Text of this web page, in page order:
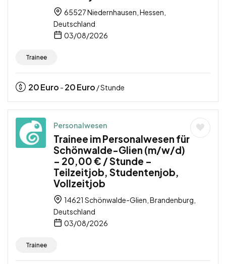
65527 Niedernhausen, Hessen,
Deutschland
03/08/2026
Trainee
20Euro - 20Euro / Stunde
Personalwesen
Trainee im Personalwesen für
Schönwalde-Glien (m/w/d)
– 20,00 € / Stunde –
Teilzeitjob, Studentenjob,
Vollzeitjob
14621 Schönwalde-Glien, Brandenburg,
Deutschland
03/08/2026
Trainee